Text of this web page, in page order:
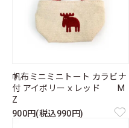
帆布ミニミニトート カラビナ
付 アイボリーｘレッド M
Z
900円(税込990円)